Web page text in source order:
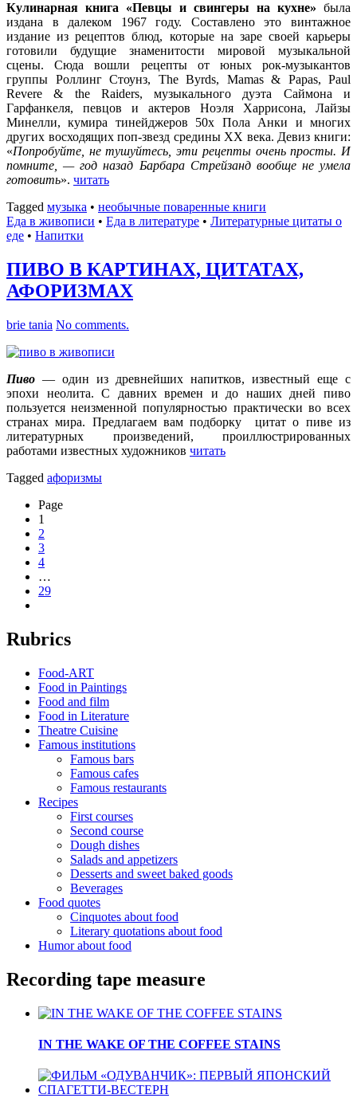
Кулинарная книга «Певцы и свингеры на кухне» была
издана в далеком 1967 году. Составлено это винтажное
издание из рецептов блюд, которые на заре своей карьеры
готовили будущие знаменитости мировой музыкальной
сцены. Сюда вошли рецепты от юных рок-музыкантов
группы Роллинг Стоунз, The Byrds, Mamas & Papas, Paul
Revere & the Raiders, музыкального дуэта Саймона и
Гарфанкеля, певцов и актеров Ноэля Харрисона, Лайзы
Минелли, кумира тинейджеров 50х Пола Анки и многих
других восходящих поп-звезд средины ХХ века. Девиз книги:
«Попробуйте, не тушуйтесь, эти рецепты очень просты. И
помните, — год назад Барбара Стрейзанд вообще не умела
готовить». читать
Tagged музыка • необычные поваренные книги
Еда в живописи • Еда в литературе • Литературные цитаты o
еде • Напитки
ПИВО В КАРТИНАХ, ЦИТАТАХ,
АФОРИЗМАХ
brie tania No comments.
Пиво — один из древнейших напитков, известный еще с
эпохи неолита. С давних времен и до наших дней пиво
пользуется неизменной популярностью практически во всех
странах мира. Предлагаем вам подборку цитат о пиве из
литературных произведений, проиллюстрированных
работами известных художников читать
Tagged афоризмы
Page
1
2
3
4
…
29
Rubrics
Food-ART
Food in Paintings
Food and film
Food in Literature
Theatre Cuisine
Famous institutions
Famous bars
Famous cafes
Famous restaurants
Recipes
First courses
Second course
Dough dishes
Salads and appetizers
Desserts and sweet baked goods
Beverages
Food quotes
Cinquotes about food
Literary quotations about food
Humor about food
Recording tape measure
IN THE WAKE OF THE COFFEE STAINS